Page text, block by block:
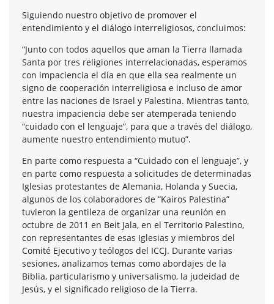
Siguiendo nuestro objetivo de promover el
entendimiento y el diálogo interreligiosos, concluimos:
“Junto con todos aquellos que aman la Tierra llamada
Santa por tres religiones interrelacionadas, esperamos
con impaciencia el día en que ella sea realmente un
signo de cooperación interreligiosa e incluso de amor
entre las naciones de Israel y Palestina. Mientras tanto,
nuestra impaciencia debe ser atemperada teniendo
“cuidado con el lenguaje”, para que a través del diálogo,
aumente nuestro entendimiento mutuo”.
En parte como respuesta a “Cuidado con el lenguaje”, y
en parte como respuesta a solicitudes de determinadas
Iglesias protestantes de Alemania, Holanda y Suecia,
algunos de los colaboradores de “Kairos Palestina”
tuvieron la gentileza de organizar una reunión en
octubre de 2011 en Beit Jala, en el Territorio Palestino,
con representantes de esas Iglesias y miembros del
Comité Ejecutivo y teólogos del ICCJ. Durante varias
sesiones, analizamos temas como abordajes de la
Biblia, particularismo y universalismo, la judeidad de
Jesús, y el significado religioso de la Tierra.